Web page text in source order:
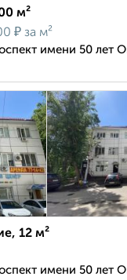
м²
₽ за м²
имени 50 лет
12 м²
имени 50 лет